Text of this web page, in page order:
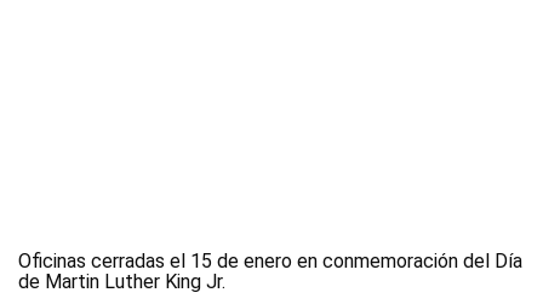
Oficinas cerradas el 15 de enero en conmemoración del Día
de Martin Luther King Jr.